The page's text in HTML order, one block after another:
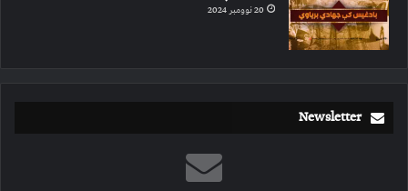
20 نوومبر 2024
Newsletter